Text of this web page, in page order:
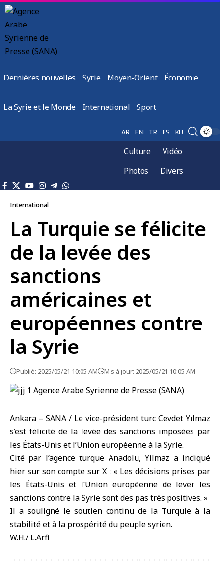
Dernières nouvelles Syrie Moyen-Orient Économie
La Syrie et le Monde International Sport
AR EN TR ES KU
Culture
Vidéo
Photos
Divers
International
La Turquie se félicite
de la levée des
sanctions
américaines et
européennes contre
la Syrie
Publié: 2025/05/21 10:05 AM Mis à jour: 2025/05/21 10:05 AM
Ankara – SANA / Le vice-président turc Cevdet Yılmaz
s’est félicité de la levée des sanctions imposées par
les États-Unis et l’Union européenne à la Syrie.
Cité par l’agence turque Anadolu, Yilmaz a indiqué
hier sur son compte sur X : « Les décisions prises par
les États-Unis et l’Union européenne de lever les
sanctions contre la Syrie sont des pas très positives. »
Il a souligné le soutien continu de la Turquie à la
stabilité et à la prospérité du peuple syrien.
W.H./ L.Arfi